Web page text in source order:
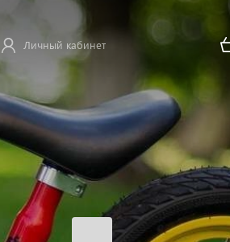
Личный кабинет